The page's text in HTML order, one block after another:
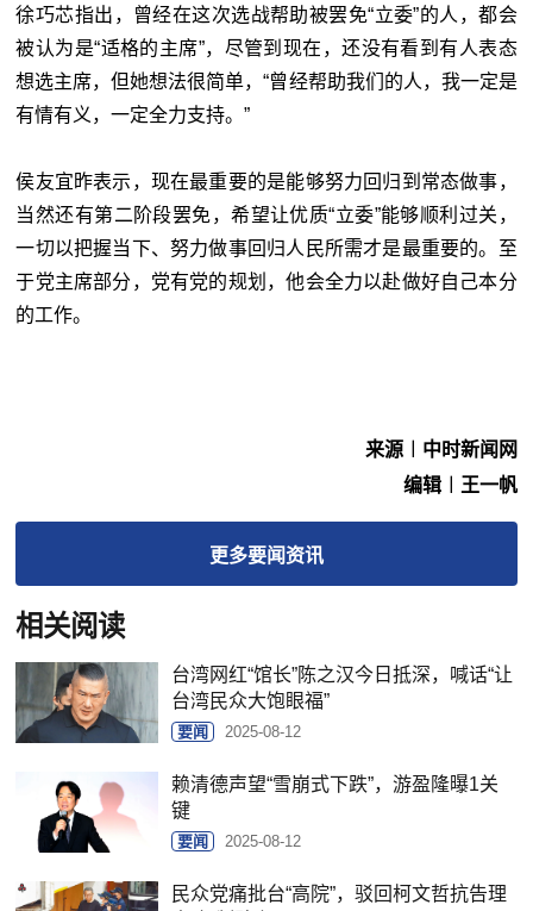
徐巧芯指出，曾经在这次选战帮助被罢免“立委”的人，都会
被认为是“适格的主席”，尽管到现在，还没有看到有人表态
想选主席，但她想法很简单，“曾经帮助我们的人，我一定是
有情有义，一定全力支持。”
侯友宜昨表示，现在最重要的是能够努力回归到常态做事，
当然还有第二阶段罢免，希望让优质“立委”能够顺利过关，
一切以把握当下、努力做事回归人民所需才是最重要的。至
于党主席部分，党有党的规划，他会全力以赴做好自己本分
的工作。
来源︱中时新闻网
编辑︱王一帆
更多要闻资讯
相关阅读
台湾网红“馆长”陈之汉今日抵深，喊话“让
台湾民众大饱眼福”
要闻 2025-08-12
赖清德声望“雪崩式下跌”，游盈隆曝1关
键
要闻 2025-08-12
民众党痛批台“高院”，驳回柯文哲抗告理